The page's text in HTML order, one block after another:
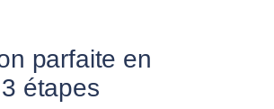
parfaite en
étapes